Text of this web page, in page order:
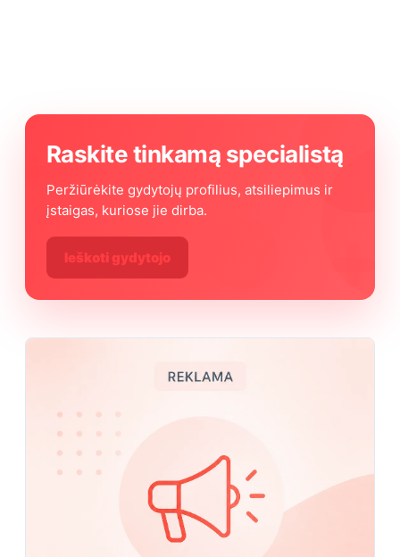
Raskite tinkamą specialistą
Peržiūrėkite gydytojų profilius, atsiliepimus ir
įstaigas, kuriose jie dirba.
Ieškoti gydytojo